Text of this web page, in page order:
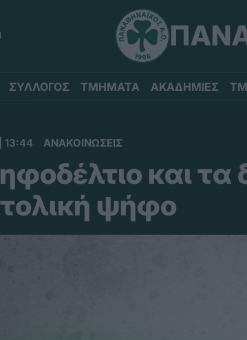
ΣΥΛΛΟΓΟΣ ΤΜΗΜΑΤΑ ΑΚΑΔΗΜΙΕΣ
13:44 ΑΝΑΚΟΙΝΩΣΕΙΣ
και τα
ψήφο